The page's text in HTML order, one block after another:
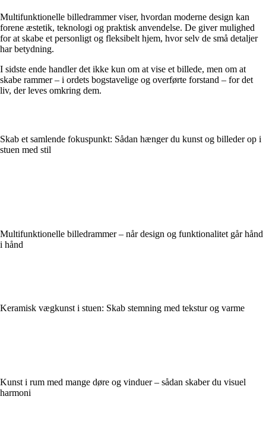
Multifunktionelle billedrammer viser, hvordan moderne design kan
forene æstetik, teknologi og praktisk anvendelse. De giver mulighed
for at skabe et personligt og fleksibelt hjem, hvor selv de små detaljer
har betydning.
I sidste ende handler det ikke kun om at vise et billede, men om at
skabe rammer – i ordets bogstavelige og overførte forstand – for det
liv, der leves omkring dem.
Skab et samlende fokuspunkt: Sådan hænger du kunst og billeder op i
stuen med stil
Multifunktionelle billedrammer – når design og funktionalitet går hånd
i hånd
Keramisk vægkunst i stuen: Skab stemning med tekstur og varme
Kunst i rum med mange døre og vinduer – sådan skaber du visuel
harmoni